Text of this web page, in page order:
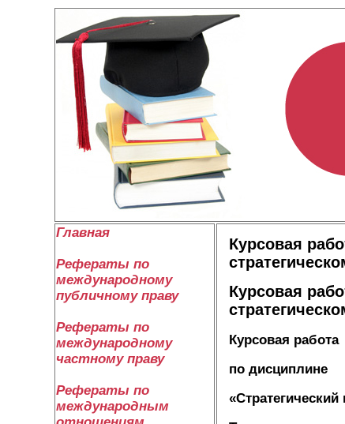
Главная
Рефераты по
международному
публичному праву
Рефераты по
международному
частному праву
Рефераты по
международным
Курсовая
Курсовая
Курсовая работа
по дисциплине